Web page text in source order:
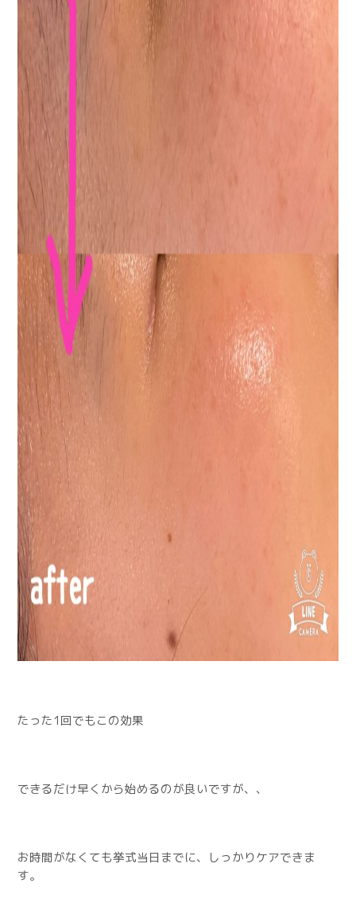
たった1回でもこの効果
できるだけ早くから始めるのが良いですが、、
お時間がなくても挙式当日までに、しっかりケアできま
す。